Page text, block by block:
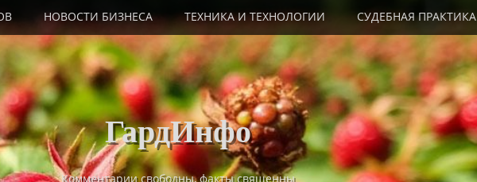
НОВОСТИ БИЗНЕСА ТЕХНИКА И ТЕХНОЛОГИИ СУДЕБНАЯ ПРАКТИКА
ГардИнфо
Комментарии свободны, факты священны